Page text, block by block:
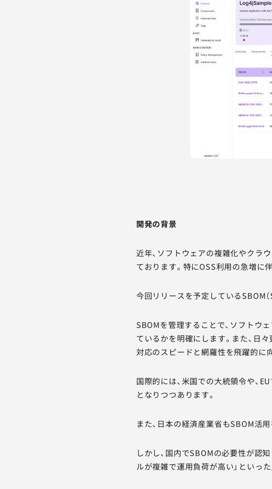
開発の背景
近年、ソフトウェアの複雑化やクラ
ております。特にOSS利用の急増に
今回リリースを予定しているSBOM
SBOMを管理することで、ソフトウ
ているかを明確にします。また、日
対応のスピードと網羅性を飛躍的に
国際的には、米国での大統領令や、
となりつつあります。
また、日本の経済産業省もSBOM活
しかし、国内でSBOMの必要性が認
ルが複雑で運用負荷が高い」といっ